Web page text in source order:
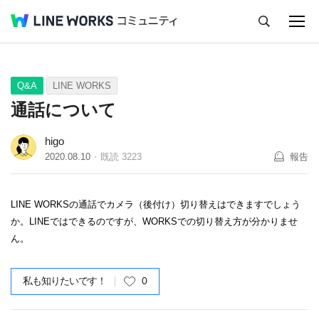
Q&A Tips Ideas
Q&A LINE WORKS
通話について
higo
2020.08.10 既読 3223 報告
LINE WORKSの通話でカメラ（後付け）切り替えはできますでしょう
か。LINEではできるのですが、WORKSでの切り替え方が分かりませ
ん。
私も知りたいです！ 0